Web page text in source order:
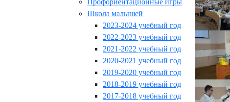
Профориентационные игры
Школа малышей
2023-2024 учебный год
2022-2023 учебный год
2021-2022 учебный год
2020-2021 учебный год
2019-2020 учебный год
2018-2019 учебный год
2017-2018 учебный год